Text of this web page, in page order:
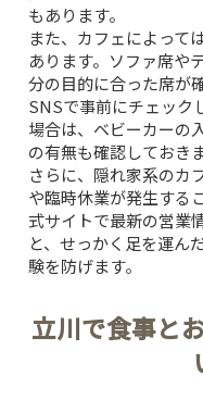
TOP
もあります。
また、カフェによって
あります。ソファ席や
分の目的に合った席が
SNSで事前にチェック
場合は、ベビーカーの
の有無も確認しておき
さらに、隠れ家系のカ
や臨時休業が発生する
式サイトで最新の営業
と、せっかく足を運ん
験を防げます。
立川で食事と